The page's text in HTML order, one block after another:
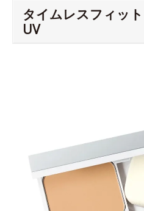
タイムレスフィッ
UV